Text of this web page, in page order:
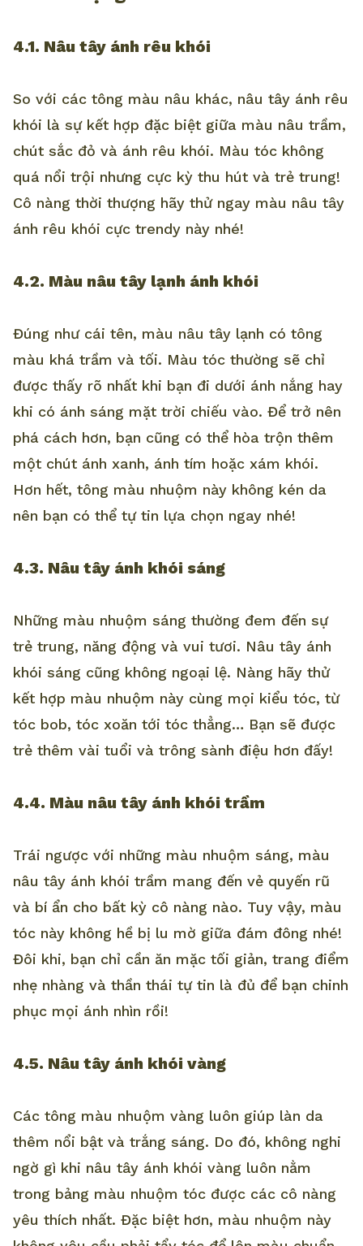
4.1. Nâu tây ánh rêu khói
So với các tông màu nâu khác, nâu tây ánh rêu
khói là sự kết hợp đặc biệt giữa màu nâu trầm,
chút sắc đỏ và ánh rêu khói. Màu tóc không
quá nổi trội nhưng cực kỳ thu hút và trẻ trung!
Cô nàng thời thượng hãy thử ngay màu nâu tây
ánh rêu khói cực trendy này nhé!
4.2. Màu nâu tây lạnh ánh khói
Đúng như cái tên, màu nâu tây lạnh có tông
màu khá trầm và tối. Màu tóc thường sẽ chỉ
được thấy rõ nhất khi bạn đi dưới ánh nắng hay
khi có ánh sáng mặt trời chiếu vào. Để trở nên
phá cách hơn, bạn cũng có thể hòa trộn thêm
một chút ánh xanh, ánh tím hoặc xám khói.
Hơn hết, tông màu nhuộm này không kén da
nên bạn có thể tự tin lựa chọn ngay nhé!
4.3. Nâu tây ánh khói sáng
Những màu nhuộm sáng thường đem đến sự
trẻ trung, năng động và vui tươi. Nâu tây ánh
khói sáng cũng không ngoại lệ. Nàng hãy thử
kết hợp màu nhuộm này cùng mọi kiểu tóc, từ
tóc bob, tóc xoăn tới tóc thẳng… Bạn sẽ được
trẻ thêm vài tuổi và trông sành điệu hơn đấy!
4.4. Màu nâu tây ánh khói trầm
Trái ngược với những màu nhuộm sáng, màu
nâu tây ánh khói trầm mang đến vẻ quyến rũ
và bí ẩn cho bất kỳ cô nàng nào. Tuy vậy, màu
tóc này không hề bị lu mờ giữa đám đông nhé!
Đôi khi, bạn chỉ cần ăn mặc tối giản, trang điểm
nhẹ nhàng và thần thái tự tin là đủ để bạn chinh
phục mọi ánh nhìn rồi!
4.5. Nâu tây ánh khói vàng
Các tông màu nhuộm vàng luôn giúp làn da
thêm nổi bật và trắng sáng. Do đó, không nghi
ngờ gì khi nâu tây ánh khói vàng luôn nằm
trong bảng màu nhuộm tóc được các cô nàng
yêu thích nhất. Đặc biệt hơn, màu nhuộm này